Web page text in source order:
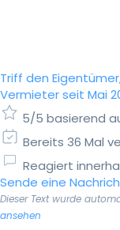
Triff den
Vermieter seit Mai
5/5 basierend
Bereits 36 Mal
Reagiert
Sende eine
Dieser Text wurde
ansehen